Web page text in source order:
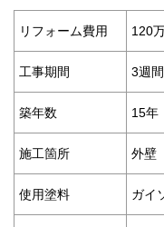
リフォーム費用 120
工事期間 3週間
築年数 15年
施工箇所 外壁
使用塗料 ガイ